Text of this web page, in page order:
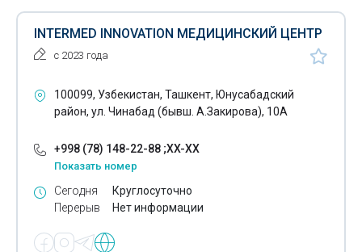
INTERMED INNOVATION МЕДИЦИНСКИЙ ЦЕНТР
с 2023 года
100099, Узбекистан, Ташкент, Юнусабадский
район, ул. Чинабад (бывш. А.Закирова), 10А
+998 (78) 148-22-88 ;XX-XX
Показать номер
Сегодня
Перерыв
Круглосуточно
Нет информации